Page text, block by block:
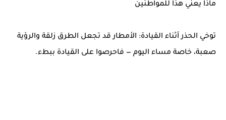
ماذا يعني هذا للمواطنين
توخي الحذر أثناء القيادة: الأمطار قد تجعل الطرق زلقة والرؤية
صعبة، خاصة مساء اليوم — فاحرصوا على القيادة ببطء.